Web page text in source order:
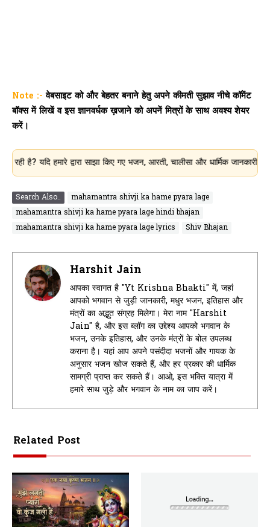
Note :- वेबसाइट को और बेहतर बनाने हेतु अपने कीमती सुझाव नीचे कॉमेंट
बॉक्स में लिखें व इस ज्ञानवर्धक ख़जाने को अपनें मित्रों के साथ अवश्य शेयर
करें।
हमारे द्वारा साझा किए गए भजन, आरती, चालीसा और धार्मिक जानकारी
Search Also..
mahamantra shivji ka hame pyara lage
mahamantra shivji ka hame pyara lage hindi bhajan
mahamantra shivji ka hame pyara lage lyrics
Shiv Bhajan
Harshit Jain
आपका स्वागत है "Yt Krishna Bhakti" में, जहां
आपको भगवान से जुड़ी जानकारी, मधुर भजन, इतिहास और
मंत्रों का अद्भुत संग्रह मिलेगा। मेरा नाम "Harshit
Jain" है, और इस ब्लॉग का उद्देश्य आपको भगवान के
भजन, उनके इतिहास, और उनके मंत्रों के बोल उपलब्ध
कराना है। यहां आप अपने पसंदीदा भजनों और गायक के
अनुसार भजन खोज सकते हैं, और हर प्रकार की धार्मिक
सामग्री प्राप्त कर सकते हैं। आओ, इस भक्ति यात्रा में
हमारे साथ जुड़े और भगवान के नाम का जाप करें।
Related Post